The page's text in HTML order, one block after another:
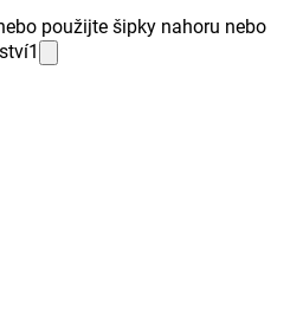
použijte šipky nahoru nebo
1